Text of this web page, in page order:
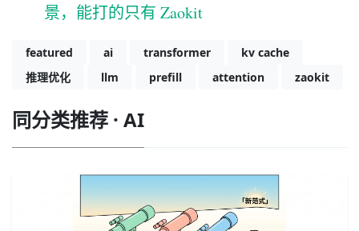
景，能打的只有 Zaokit
featured ai transformer
kv cache
推理优化
llm prefill attention zaokit
同分类推荐 · AI